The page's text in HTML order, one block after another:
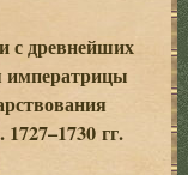
с древнейших
императрицы
гг.